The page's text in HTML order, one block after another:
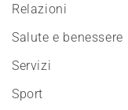
Relazioni
Salute e benessere
Servizi
Sport